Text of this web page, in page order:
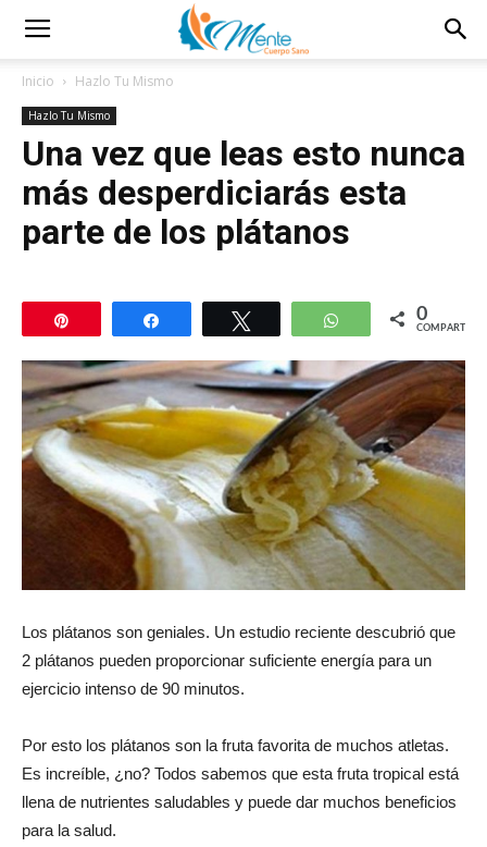
Inicio Hazlo Tu Mismo
Hazlo Tu Mismo
Una vez que leas esto nunca
más desperdiciarás esta
parte de los plátanos
Compartir WhatsApp
0
COMPARTIR
Los plátanos son geniales. Un estudio reciente descubrió que
2 plátanos pueden proporcionar suficiente energía para un
ejercicio intenso de 90 minutos.
Por esto los plátanos son la fruta favorita de muchos atletas.
Es increíble, ¿no? Todos sabemos que esta fruta tropical está
llena de nutrientes saludables y puede dar muchos beneficios
para la salud.